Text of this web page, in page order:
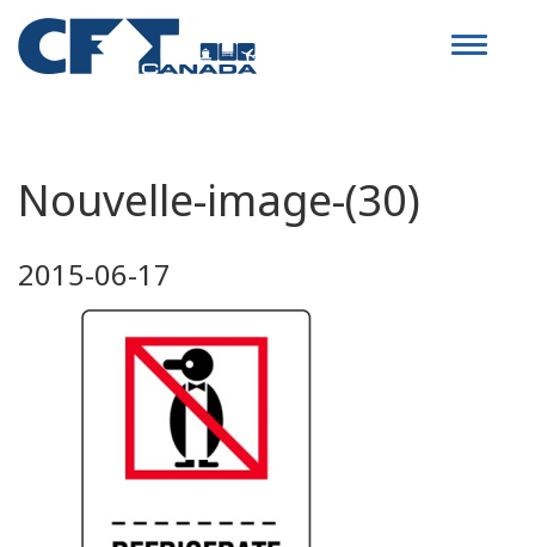
Toggle
Nouvelle-image-(30)
2015-06-17